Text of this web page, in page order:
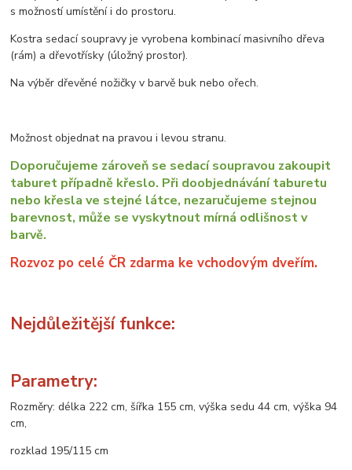
s možností umístění i do prostoru.
Kostra sedací soupravy je vyrobena kombinací masivního dřeva
(rám) a dřevotřísky (úložný prostor).
Na výběr dřevěné nožičky v barvě buk nebo ořech.
Možnost objednat na pravou i levou stranu.
Doporučujeme zároveň se sedací soupravou zakoupit
taburet případně křeslo. Při doobjednávání taburetu
nebo křesla ve stejné látce, nezaručujeme stejnou
barevnost, může se vyskytnout mírná odlišnost v
barvě.
Rozvoz po celé ČR zdarma ke vchodovým dveřím.
Nejdůležitější funkce:
Parametry:
Rozměry: délka 222 cm, šířka 155 cm, výška sedu 44 cm, výška 94
cm,
rozklad 195/115 cm